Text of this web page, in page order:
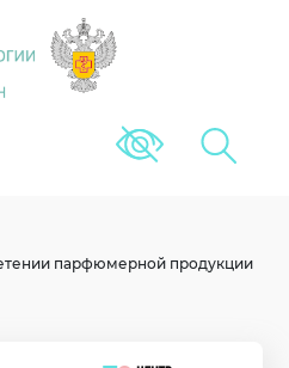
Версия для
парфюмерной продукции
вопрос